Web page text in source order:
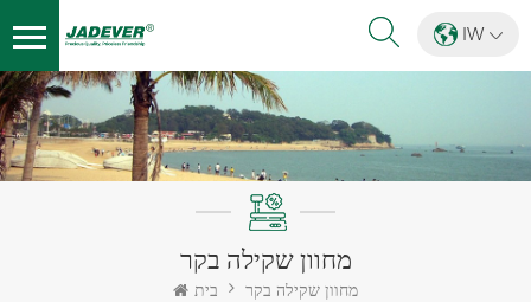
IW
מחוון שקילה בקר
בית מחוון שקילה בקר